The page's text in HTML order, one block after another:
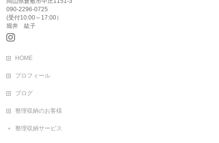
090-2296-0725
(受付10:00～17:00）
堀井 紘子
HOME
プロフィール
ブログ
整理収納のお客様
整理収納サービス